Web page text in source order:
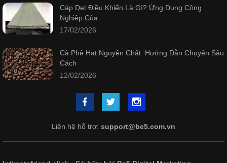
Cáp Dẹt Điều Khiển Là Gì? Ứng Dụng Công
Nghiệp Của
17/02/2026
Cà Phê Hạt Nguyên Chất: Hướng Dẫn Chuyên Sâu
Cách
12/02/2026
Liên hệ hỗ trợ: support@be5.com.vn